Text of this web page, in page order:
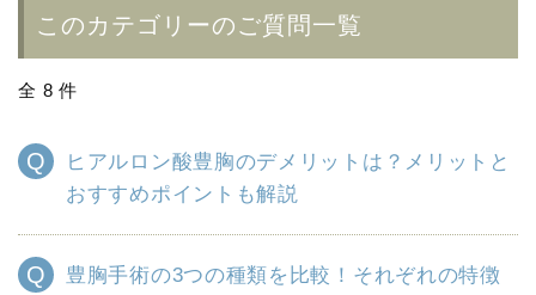
このカテゴリーのご質問一覧
全 8 件
ヒアルロン酸豊胸のデメリットは？メリットと
おすすめポイントも解説
豊胸手術の3つの種類を比較！それぞれの特徴